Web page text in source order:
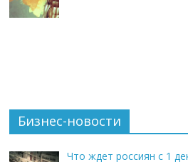
Бизнес-новости
Что ждет россиян с 1